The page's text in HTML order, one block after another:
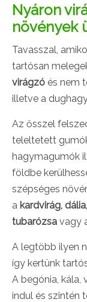
Nyáron
növények
Tavasszal,
tartósan
virágzó és nem
illetve a
Az ősszel
teleltetett
hagymagumók
földbe
szépséges
a kardvirág,
tubarózsa vagy
A legtöbb ilyen
így kertünk
A begónia, kála,
indul és szintén